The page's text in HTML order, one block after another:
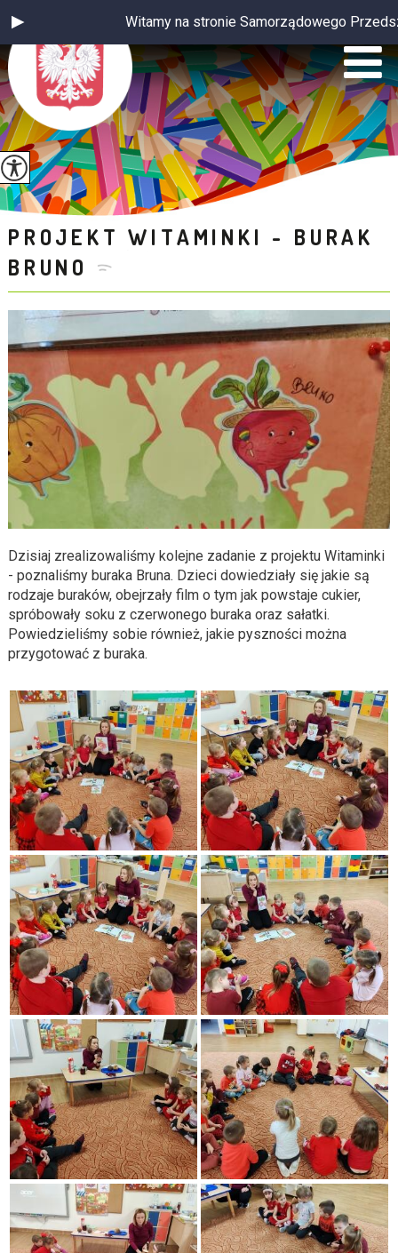
Witamy na stronie Samorządowego
PROJEKT WITAMINKI - BURAK
BRUNO
Dzisiaj zrealizowaliśmy kolejne zadanie z projektu Witaminki
- poznaliśmy buraka Bruna. Dzieci dowiedziały się jakie są
rodzaje buraków, obejrzały film o tym jak powstaje cukier,
spróbowały soku z czerwonego buraka oraz sałatki.
Powiedzieliśmy sobie również, jakie pyszności można
przygotować z buraka.